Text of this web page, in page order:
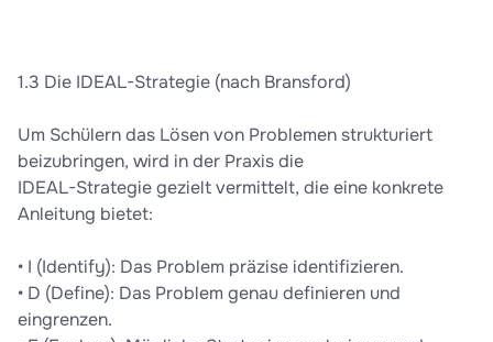
1.3 Die IDEAL-Strategie (nach Bransford)
Um Schülern das Lösen von Problemen strukturiert
beizubringen, wird in der Praxis die
IDEAL-Strategie gezielt vermittelt, die eine konkrete
Anleitung bietet:
• I (Identify): Das Problem präzise identifizieren.
• D (Define): Das Problem genau definieren und
eingrenzen.